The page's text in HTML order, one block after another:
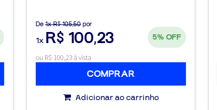
De 1x R$ 105,50 por
1x R$ 100,23 5% OFF
ou R$ 100,23 à vista
COMPRAR
Adicionar ao carrinho